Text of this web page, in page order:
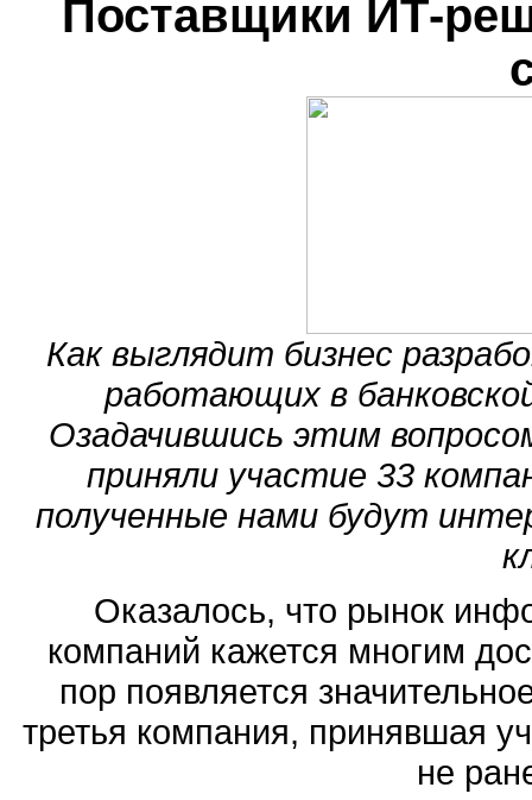
Поставщики ИТ-
Как выглядит бизнес
работающих в
Озадачившись этим
приняли участие 33
полученные нами будут
Оказалось, что рынок
компаний кажется многим
пор появляется
третья компания, принявшая
не